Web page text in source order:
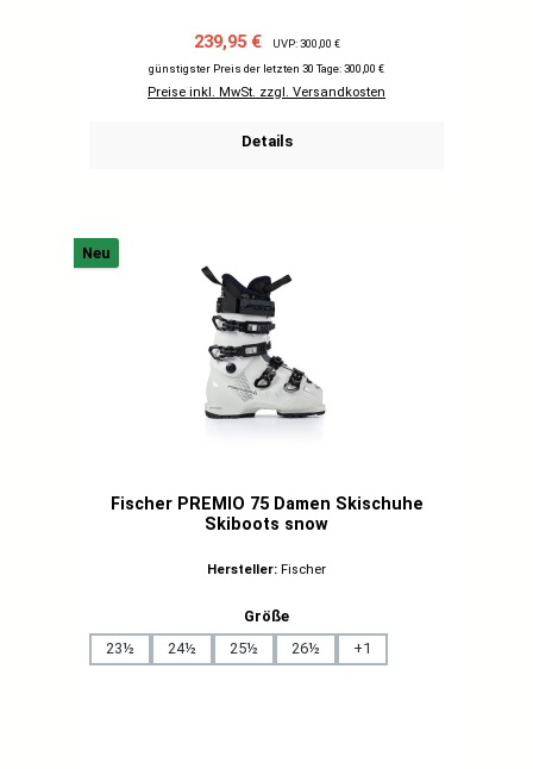
Verkaufspreis:
239,95 € Regulärer Preis:
UVP: 300,00 €
günstigster Preis der letzten 30 Tage: 300,00 €
Preise inkl. MwSt. zzgl. Versandkosten
Details
Neu
Fischer PREMIO 75 Damen Skischuhe
Skiboots snow
Hersteller: Fischer
Größeauswählen
23½
24½ 25½ 26½ +1